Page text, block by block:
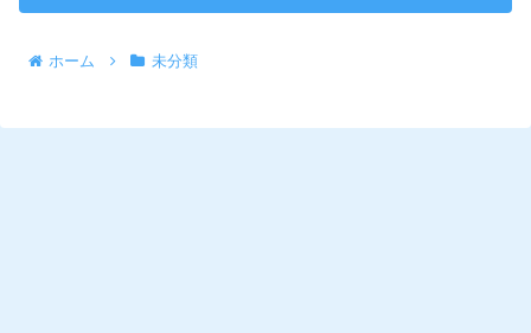
ホーム 未分類